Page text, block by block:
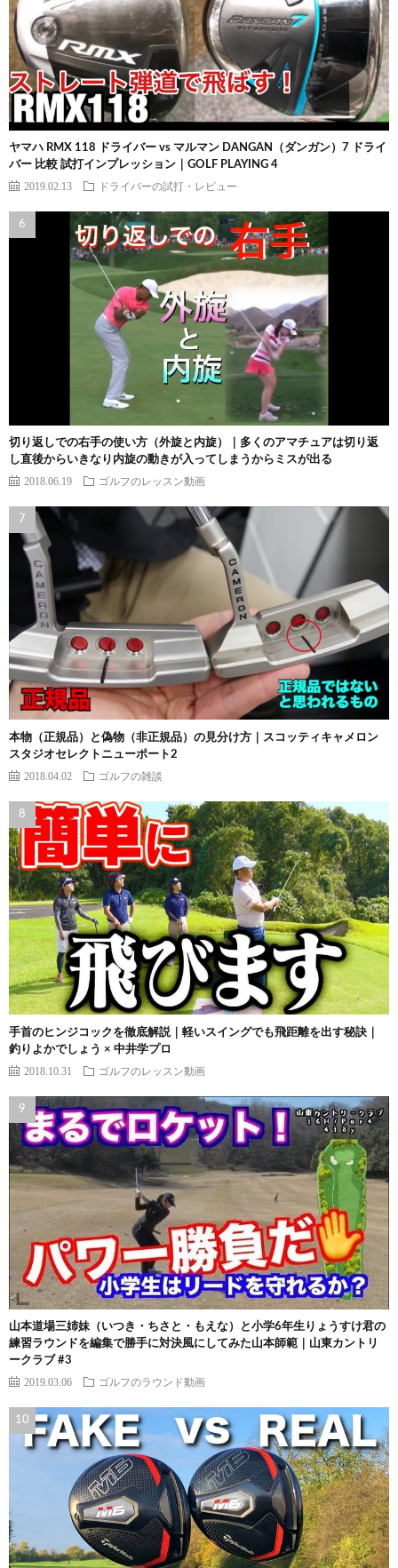
ヤマハ RMX 118 ドライバー vs マルマン DANGAN（ダンガン）7 ドライ
バー 比較 試打インプレッション｜GOLF PLAYING 4
2019.02.13 ドライバーの試打・レビュー
切り返しでの右手の使い方（外旋と内旋）｜多くのアマチュアは切り返
し直後からいきなり内旋の動きが入ってしまうからミスが出る
2018.06.19 ゴルフのレッスン動画
本物（正規品）と偽物（非正規品）の見分け方｜スコッティキャメロン
スタジオセレクトニューポート2
2018.04.02 ゴルフの雑談
手首のヒンジコックを徹底解説｜軽いスイングでも飛距離を出す秘訣｜
釣りよかでしょう × 中井学プロ
2018.10.31 ゴルフのレッスン動画
山本道場三姉妹（いつき・ちさと・もえな）と小学6年生りょうすけ君の
練習ラウンドを編集で勝手に対決風にしてみた山本師範｜山東カントリ
ークラブ #3
2019.03.06 ゴルフのラウンド動画